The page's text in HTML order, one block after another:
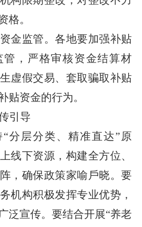
格。
金监管。 各地要加强补贴
，严格审核资金结算材
虚假交易、套取骗取补贴
贴资金的行为。
引导
“分层分类、精准直达”原
线下资源，构建全方位、
，确保政策家喻戶晓。要
机构积极发挥专业优势，
泛宣传。要结合开展“养老